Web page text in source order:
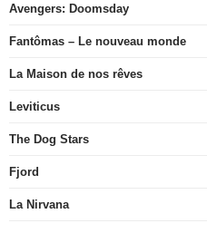
Avengers: Doomsday
Fantômas – Le nouveau monde
La Maison de nos rêves
Leviticus
The Dog Stars
Fjord
La Nirvana